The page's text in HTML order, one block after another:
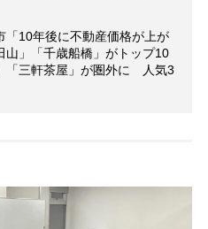
「10年後に不動産価格が上が
山」「千歳船橋」がトップ10
「三軒茶屋」が圏外に 人気3